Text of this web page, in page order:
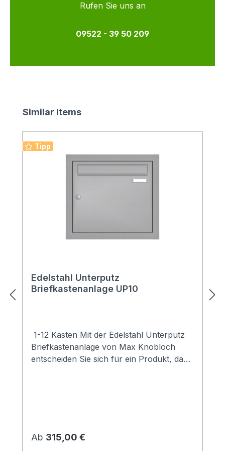
Rufen Sie uns an
09522 - 39 50 209
Produktgalerie überspringen
Similar Items
Tipp
Edelstahl Unterputz
Briefkastenanlage UP10
1-12 Kästen Mit der Edelstahl Unterputz
Briefkastenanlage von Max Knobloch
entscheiden Sie sich für ein Produkt, das
den Briefkasten je Briefkasten ein
Posthaltebügel, damit die Post beim
Regulärer Preis:
Ab 315,00 €